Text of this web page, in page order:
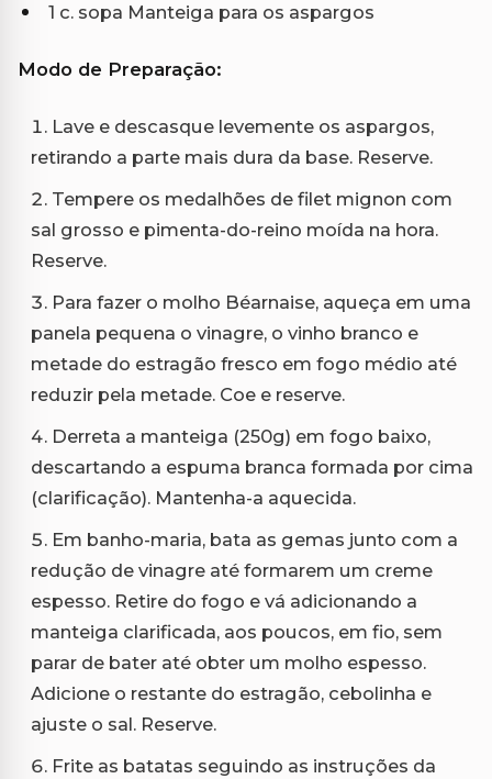
1 c. sopa Manteiga para os aspargos
Modo de Preparação:
Lave e descasque levemente os aspargos,
retirando a parte mais dura da base. Reserve.
Tempere os medalhões de filet mignon com
sal grosso e pimenta-do-reino moída na hora.
Reserve.
Para fazer o molho Béarnaise, aqueça em uma
panela pequena o vinagre, o vinho branco e
metade do estragão fresco em fogo médio até
reduzir pela metade. Coe e reserve.
Derreta a manteiga (250g) em fogo baixo,
descartando a espuma branca formada por cima
(clarificação). Mantenha-a aquecida.
Em banho-maria, bata as gemas junto com a
redução de vinagre até formarem um creme
espesso. Retire do fogo e vá adicionando a
manteiga clarificada, aos poucos, em fio, sem
parar de bater até obter um molho espesso.
Adicione o restante do estragão, cebolinha e
ajuste o sal. Reserve.
Frite as batatas seguindo as instruções da